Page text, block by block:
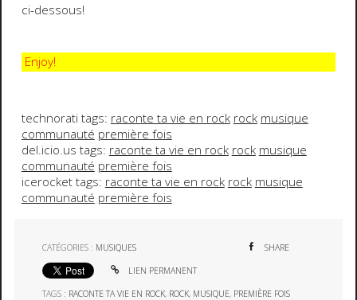
ci-dessous!
Enjoy!
technorati tags: raconte ta vie en rock rock musique
communauté première fois
del.icio.us tags: raconte ta vie en rock rock musique
communauté première fois
icerocket tags: raconte ta vie en rock rock musique
communauté première fois
CATÉGORIES : MUSIQUES SHARE
LIEN PERMANENT
TAGS : RACONTE TA VIE EN ROCK, ROCK, MUSIQUE, PREMIÈRE FOIS